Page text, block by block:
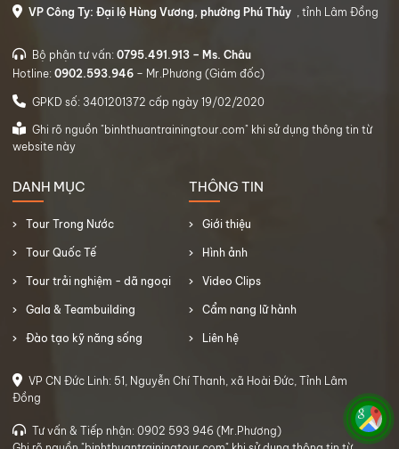
VP Công Ty: Đại lộ Hùng Vương, phường Phú Thủy , tỉnh Lâm Đồng
Bộ phận tư vấn: 0795.491.913 – Ms. Châu
Hotline: 0902.593.946 – Mr.Phương (Giám đốc)
GPKD số: 3401201372 cấp ngày 19/02/2020
Ghi rõ nguồn "binhthuantrainingtour.com" khi sử dụng thông tin từ
website này
DANH MỤC
Tour Trong Nước
Tour Quốc Tế
Tour trải nghiệm - dã ngoại
Gala & Teambuilding
Đào tạo kỹ năng sống
THÔNG TIN
Giới thiệu
Hình ảnh
Video Clips
Cẩm nang lữ hành
Liên hệ
VP CN Đức Linh: 51, Nguyễn Chí Thanh, xã Hoài Đức, Tỉnh Lâm
Đồng
Tư vấn & Tiếp nhận: 0902 593 946 (Mr.Phương)